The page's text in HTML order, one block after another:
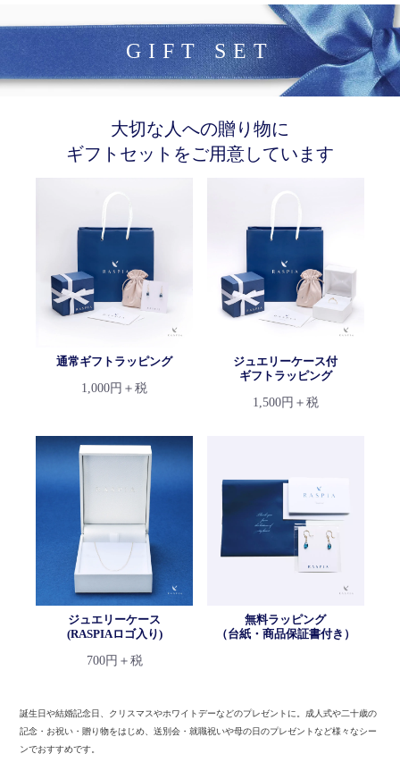
GIFT SET
大切な人への贈り物に
ギフトセットをご用意しています
通常ギフトラッピング
1,000円＋税
ジュエリーケース付
ギフトラッピング
1,500円＋税
ジュエリーケース
(RASPIAロゴ入り)
700円＋税
無料ラッピング
（台紙・商品保証書付き）
誕生日や結婚記念日、クリスマスやホワイトデーなどのプレゼントに。 成人式や二十歳の
記念・お祝い・贈り物をはじめ、送別会・就職祝いや母の日のプレゼントなど様々なシー
ンでおすすめです。